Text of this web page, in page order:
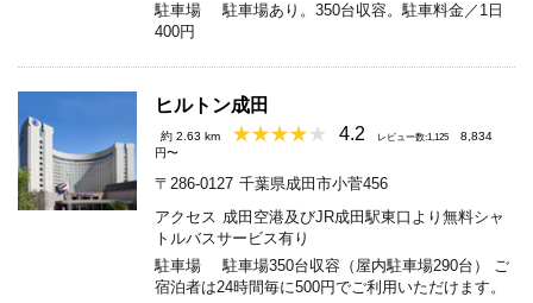
駐車場
駐車場あり。350台収容。駐車料金／1日
400円
ヒルトン成田
約 2.63 km 4.2 レビュー数:1,125
8,834
円〜
〒286-0127 千葉県成田市小菅456
アクセス 成田空港及びJR成田駅東口より無料シャ
トルバスサービス有り
駐車場
駐車場350台収容（屋内駐車場290台） ご
宿泊者は24時間毎に500円でご利用いただけます。